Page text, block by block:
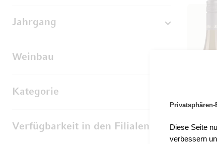
Diese Seite
verbessern
Jahrgang
Weinbau
Kategorie
Verfügbarkeit in den Filialen